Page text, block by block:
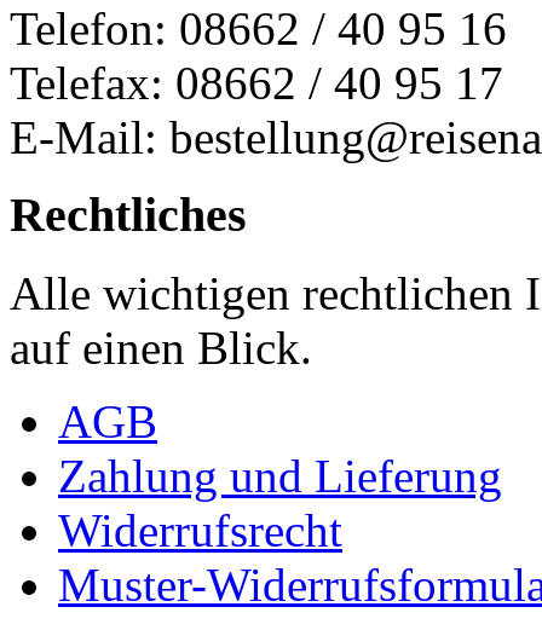
Telefon: 08662 / 40 95 16
Telefax: 08662 / 40 95 17
E-Mail:
Rechtliches
Alle wichtigen rechtlichen
auf einen Blick.
AGB
Zahlung und Lieferung
Widerrufsrecht
Muster-